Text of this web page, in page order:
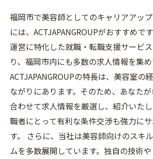
福岡市で美容師としてのキャリアアッ
には、ACTJAPANGROUPがおすすめで
運営に特化した就職・転職支援サービ
り、福岡市内にも多数の求人情報を集め
ACTJAPANGROUPの特長は、美容室の
ながりにあります。そのため、あなた
合わせて求人情報を厳選し、紹介いた
職者にとって有利な条件交渉も強力に
す。 さらに、当社は美容師向けのスキ
ムを多数展開しています。独自の技術